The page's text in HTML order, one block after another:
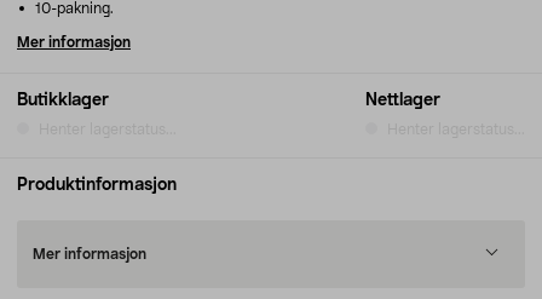
Butikklager Nettlager
10-pakning.
Mer informasjon
Produktinformasjon
Mer informasjon